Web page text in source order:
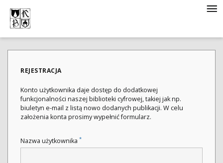
REJESTRACJA
Konto użytkownika daje dostęp do dodatkowej
funkcjonalności naszej biblioteki cyfrowej, takiej jak np.
biuletyn e-mail z listą nowo dodanych publikacji. W celu
założenia konta prosimy wypełnić formularz.
Nazwa użytkownika *